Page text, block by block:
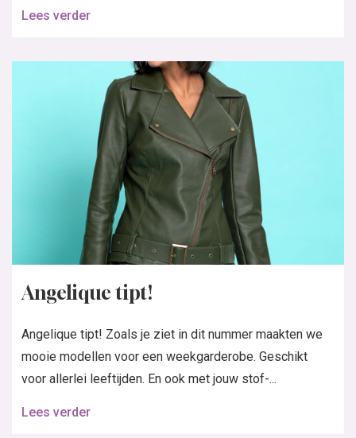
Lees verder
Angelique tipt!
Angelique tipt! Zoals je ziet in dit nummer maakten we
mooie modellen voor een weekgarderobe. Geschikt
voor allerlei leeftijden. En ook met jouw stof-...
Lees verder